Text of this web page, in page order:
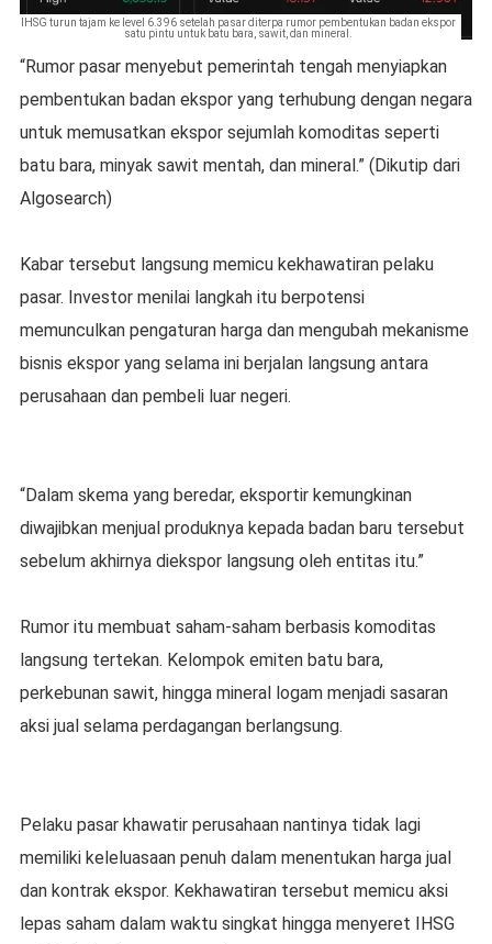
IHSG turun tajam ke level 6.396 setelah pasar diterpa rumor pembentukan badan ekspor
satu pintu untuk batu bara, sawit, dan mineral.
“Rumor pasar menyebut pemerintah tengah menyiapkan
pembentukan badan ekspor yang terhubung dengan negara
untuk memusatkan ekspor sejumlah komoditas seperti
batu bara, minyak sawit mentah, dan mineral.” (Dikutip dari
Algosearch)
Kabar tersebut langsung memicu kekhawatiran pelaku
pasar. Investor menilai langkah itu berpotensi
memunculkan pengaturan harga dan mengubah mekanisme
bisnis ekspor yang selama ini berjalan langsung antara
perusahaan dan pembeli luar negeri.
“Dalam skema yang beredar, eksportir kemungkinan
diwajibkan menjual produknya kepada badan baru tersebut
sebelum akhirnya diekspor langsung oleh entitas itu.”
Rumor itu membuat saham-saham berbasis komoditas
langsung tertekan. Kelompok emiten batu bara,
perkebunan sawit, hingga mineral logam menjadi sasaran
aksi jual selama perdagangan berlangsung.
Pelaku pasar khawatir perusahaan nantinya tidak lagi
memiliki keleluasaan penuh dalam menentukan harga jual
dan kontrak ekspor. Kekhawatiran tersebut memicu aksi
lepas saham dalam waktu singkat hingga menyeret IHSG